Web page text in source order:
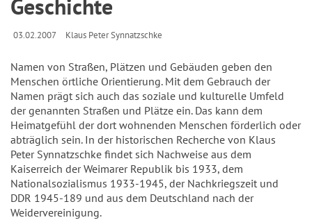
Geschichte
03.02.2007 Klaus Peter Synnatzschke
Namen von Straßen, Plätzen und Gebäuden geben den
Menschen örtliche Orientierung. Mit dem Gebrauch der
Namen prägt sich auch das soziale und kulturelle Umfeld
der genannten Straßen und Plätze ein. Das kann dem
Heimatgefühl der dort wohnenden Menschen förderlich oder
abträglich sein. In der historischen Recherche von Klaus
Peter Synnatzschke findet sich Nachweise aus dem
Kaiserreich der Weimarer Republik bis 1933, dem
Nationalsozialismus 1933-1945, der Nachkriegszeit und
DDR 1945-189 und aus dem Deutschland nach der
Weidervereinigung.